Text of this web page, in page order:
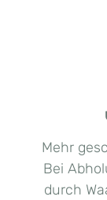
Mehr
Bei
durch